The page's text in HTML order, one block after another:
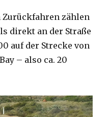
Zurückfahren zählen
direkt an der Straße
auf der Strecke von
– also ca. 20